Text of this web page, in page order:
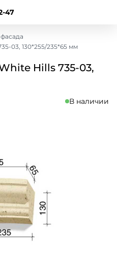
47
03, 130*255/235*65 мм
Hills 735-03,
В наличии